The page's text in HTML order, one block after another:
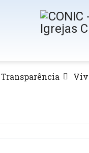
Transparência